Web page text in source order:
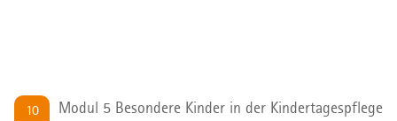
10
Modul 5 Besondere Kinder in der Kindertagespflege